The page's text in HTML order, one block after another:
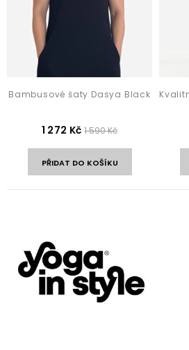
Bambusové šaty Dasya Black
1 272 Kč 1 590 Kč
PŘIDAT DO KOŠÍKU